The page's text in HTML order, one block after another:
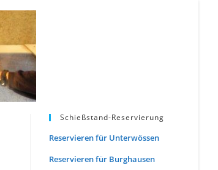
Schießstand-Reservierung
Reservieren für Unterwössen
Reservieren für Burghausen